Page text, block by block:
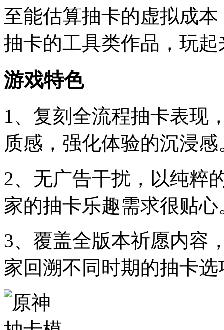
至能估算抽卡的虚拟成
抽卡的工具类作品，玩
游戏特色
1、复刻全流程抽卡表现
质感，强化体验的沉浸感
2、无广告干扰，以纯粹
家的抽卡乐趣需求很贴心
3、覆盖全版本祈愿内容
家回溯不同时期的抽卡选